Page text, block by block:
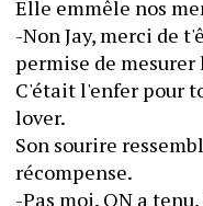
Elle emmêle nos
-Non Jay, merci de
permise de
C'était l'enfer pour
lover.
Son sourire
récompense.
-Pas moi. ON a